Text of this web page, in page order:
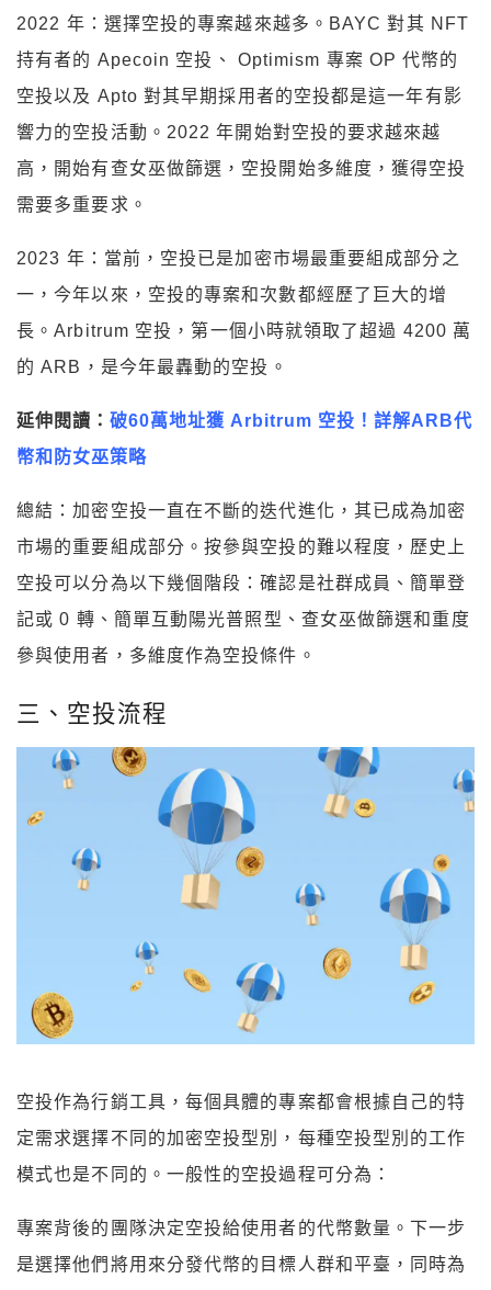
2022 年：選擇空投的專案越來越多。BAYC 對其 NFT
持有者的 Apecoin 空投、 Optimism 專案 OP 代幣的
空投以及 Apto 對其早期採用者的空投都是這一年有影
響力的空投活動。2022 年開始對空投的要求越來越
高，開始有查女巫做篩選，空投開始多維度，獲得空投
需要多重要求。
2023 年：當前，空投已是加密市場最重要組成部分之
一，今年以來，空投的專案和次數都經歷了巨大的增
長。Arbitrum 空投，第一個小時就領取了超過 4200 萬
的 ARB，是今年最轟動的空投。
延伸閱讀： 破60萬地址獲 Arbitrum 空投！詳解ARB代
幣和防女巫策略
總結：加密空投一直在不斷的迭代進化，其已成為加密
市場的重要組成部分。按參與空投的難以程度，歷史上
空投可以分為以下幾個階段：確認是社群成員、簡單登
記或 0 轉、簡單互動陽光普照型、查女巫做篩選和重度
參與使用者，多維度作為空投條件。
三、空投流程
空投作為行銷工具，每個具體的專案都會根據自己的特
定需求選擇不同的加密空投型別，每種空投型別的工作
模式也是不同的。一般性的空投過程可分為：
專案背後的團隊決定空投給使用者的代幣數量。下一步
是選擇他們將用來分發代幣的目標人群和平臺，同時為